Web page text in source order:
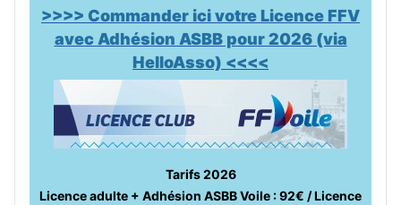
>>>> Commander ici votre Licence FFV
avec Adhésion ASBB pour 2026 (via
HelloAsso) <<<<
Tarifs 2026
Licence adulte + Adhésion ASBB Voile : 92€ / Licence